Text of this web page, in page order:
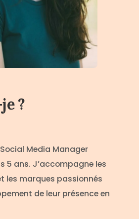
?
Media Manager
5 ans. J’accompagne les
les marques passionnés
de leur présence en